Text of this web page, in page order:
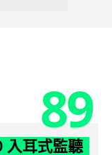
89
入耳式監聽